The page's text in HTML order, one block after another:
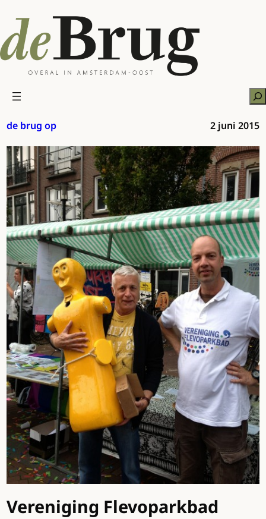
naar
de
inhoud
de brug op 2 juni 2015
Vereniging Flevoparkbad